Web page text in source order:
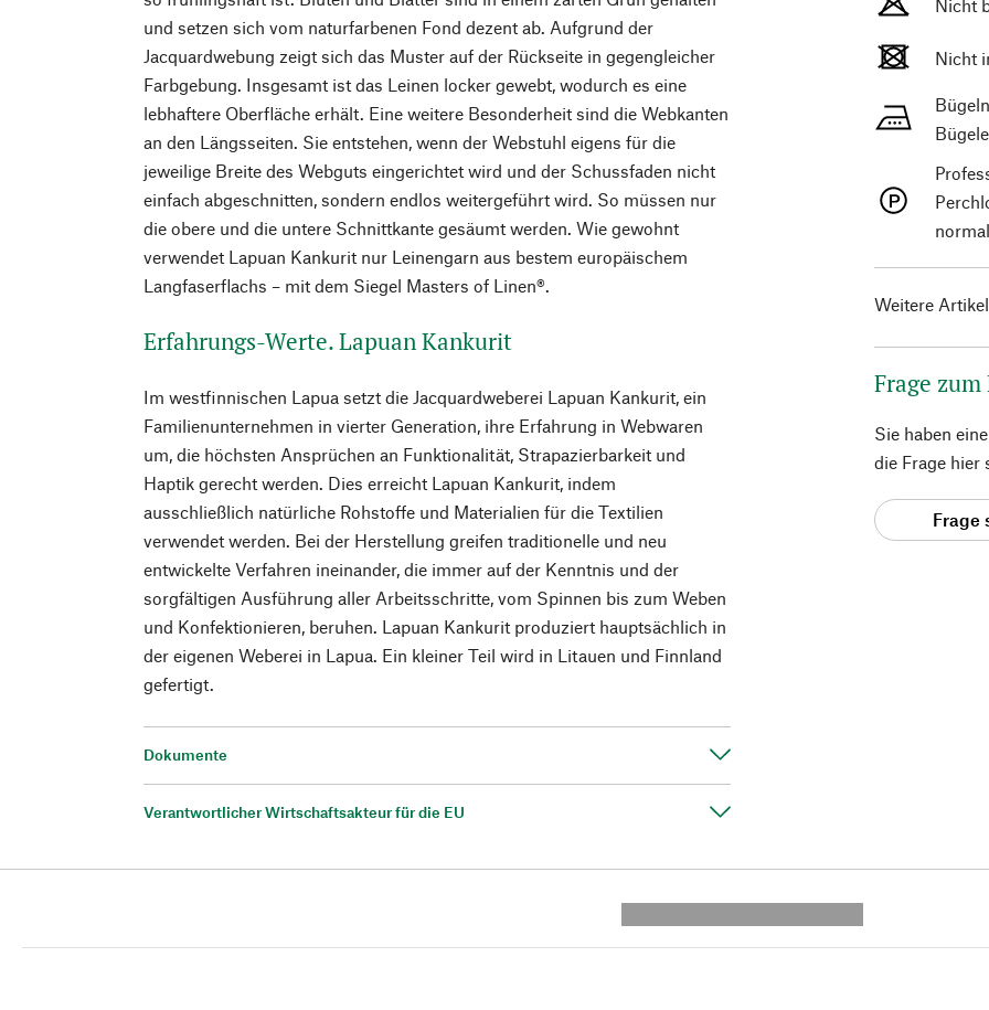
und setzen sich vom naturfarbenen Fond dezent ab. Aufgrund der
Jacquardwebung zeigt sich das Muster auf der Rückseite in gegengleicher
Farbgebung. Insgesamt ist das Leinen locker gewebt, wodurch es eine
lebhaftere Oberfläche erhält. Eine weitere Besonderheit sind die Webkanten
an den Längsseiten. Sie entstehen, wenn der Webstuhl eigens für die
jeweilige Breite des Webguts eingerichtet wird und der Schussfaden nicht
einfach abgeschnitten, sondern endlos weitergeführt wird. So müssen nur
die obere und die untere Schnittkante gesäumt werden. Wie gewohnt
verwendet Lapuan Kankurit nur Leinengarn aus bestem europäischem
Langfaserflachs – mit dem Siegel Masters of Linen®.
Erfahrungs-Werte. Lapuan Kankurit
Im westfinnischen Lapua setzt die Jacquardweberei Lapuan Kankurit, ein
Familienunternehmen in vierter Generation, ihre Erfahrung in Webwaren
um, die höchsten Ansprüchen an Funktionalität, Strapazierbarkeit und
Haptik gerecht werden. Dies erreicht Lapuan Kankurit, indem
ausschließlich natürliche Rohstoffe und Materialien für die Textilien
verwendet werden. Bei der Herstellung greifen traditionelle und neu
entwickelte Verfahren ineinander, die immer auf der Kenntnis und der
sorgfältigen Ausführung aller Arbeitsschritte, vom Spinnen bis zum Weben
und Konfektionieren, beruhen. Lapuan Kankurit produziert hauptsächlich in
der eigenen Weberei in Lapua. Ein kleiner Teil wird in Litauen und Finnland
gefertigt.
Dokumente
Verantwortlicher Wirtschaftsakteur für die EU
Nicht
Nicht
Weitere
Frage
Sie haben
die Frage hier
Frage